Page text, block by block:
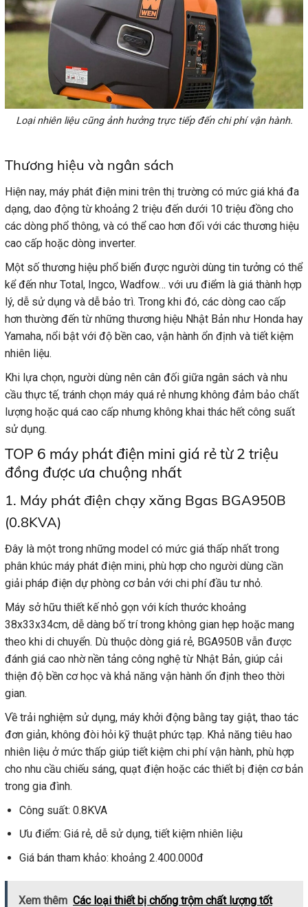
Loại nhiên liệu cũng ảnh hưởng trực tiếp đến chi phí vận hành.
Thương hiệu và ngân sách
Hiện nay, máy phát điện mini trên thị trường có mức giá khá đa
dạng, dao động từ khoảng 2 triệu đến dưới 10 triệu đồng cho
các dòng phổ thông, và có thể cao hơn đối với các thương hiệu
cao cấp hoặc dòng inverter.
Một số thương hiệu phổ biến được người dùng tin tưởng có thể
kể đến như Total, Ingco, Wadfow… với ưu điểm là giá thành hợp
lý, dễ sử dụng và dễ bảo trì. Trong khi đó, các dòng cao cấp
hơn thường đến từ những thương hiệu Nhật Bản như Honda hay
Yamaha, nổi bật với độ bền cao, vận hành ổn định và tiết kiệm
nhiên liệu.
Khi lựa chọn, người dùng nên cân đối giữa ngân sách và nhu
cầu thực tế, tránh chọn máy quá rẻ nhưng không đảm bảo chất
lượng hoặc quá cao cấp nhưng không khai thác hết công suất
sử dụng.
TOP 6 máy phát điện mini giá rẻ từ 2 triệu
đồng được ưa chuộng nhất
1. Máy phát điện chạy xăng Bgas BGA950B
(0.8KVA)
Đây là một trong những model có mức giá thấp nhất trong
phân khúc máy phát điện mini, phù hợp cho người dùng cần
giải pháp điện dự phòng cơ bản với chi phí đầu tư nhỏ.
Máy sở hữu thiết kế nhỏ gọn với kích thước khoảng
38x33x34cm, dễ dàng bố trí trong không gian hẹp hoặc mang
theo khi di chuyển. Dù thuộc dòng giá rẻ, BGA950B vẫn được
đánh giá cao nhờ nền tảng công nghệ từ Nhật Bản, giúp cải
thiện độ bền cơ học và khả năng vận hành ổn định theo thời
gian.
Về trải nghiệm sử dụng, máy khởi động bằng tay giật, thao tác
đơn giản, không đòi hỏi kỹ thuật phức tạp. Khả năng tiêu hao
nhiên liệu ở mức thấp giúp tiết kiệm chi phí vận hành, phù hợp
cho nhu cầu chiếu sáng, quạt điện hoặc các thiết bị điện cơ bản
trong gia đình.
Công suất: 0.8KVA
Ưu điểm: Giá rẻ, dễ sử dụng, tiết kiệm nhiên liệu
Giá bán tham khảo: khoảng 2.400.000đ
Xem thêm Các loại thiết bị chống trộm chất lượng tốt